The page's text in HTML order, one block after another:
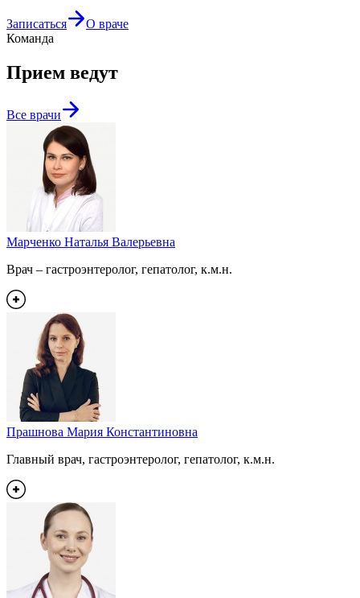
Записаться
О враче
Команда
Прием ведут
Все врачи
Марченко Наталья Валерьевна
Врач – гастроэнтеролог, гепатолог, к.м.н.
Прашнова Мария Константиновна
Главный врач, гастроэнтеролог, гепатолог, к.м.н.